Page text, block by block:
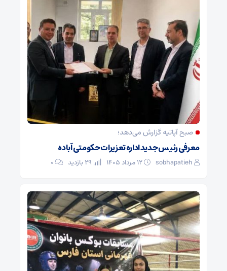
صبح آپاتیه گزارش می‌دهد؛
معرفی رئیس جدید اداره تعزیرات حکومتی آباده
sobhapatieh ۰